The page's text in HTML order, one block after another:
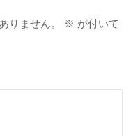
りません。 ※ が付いて